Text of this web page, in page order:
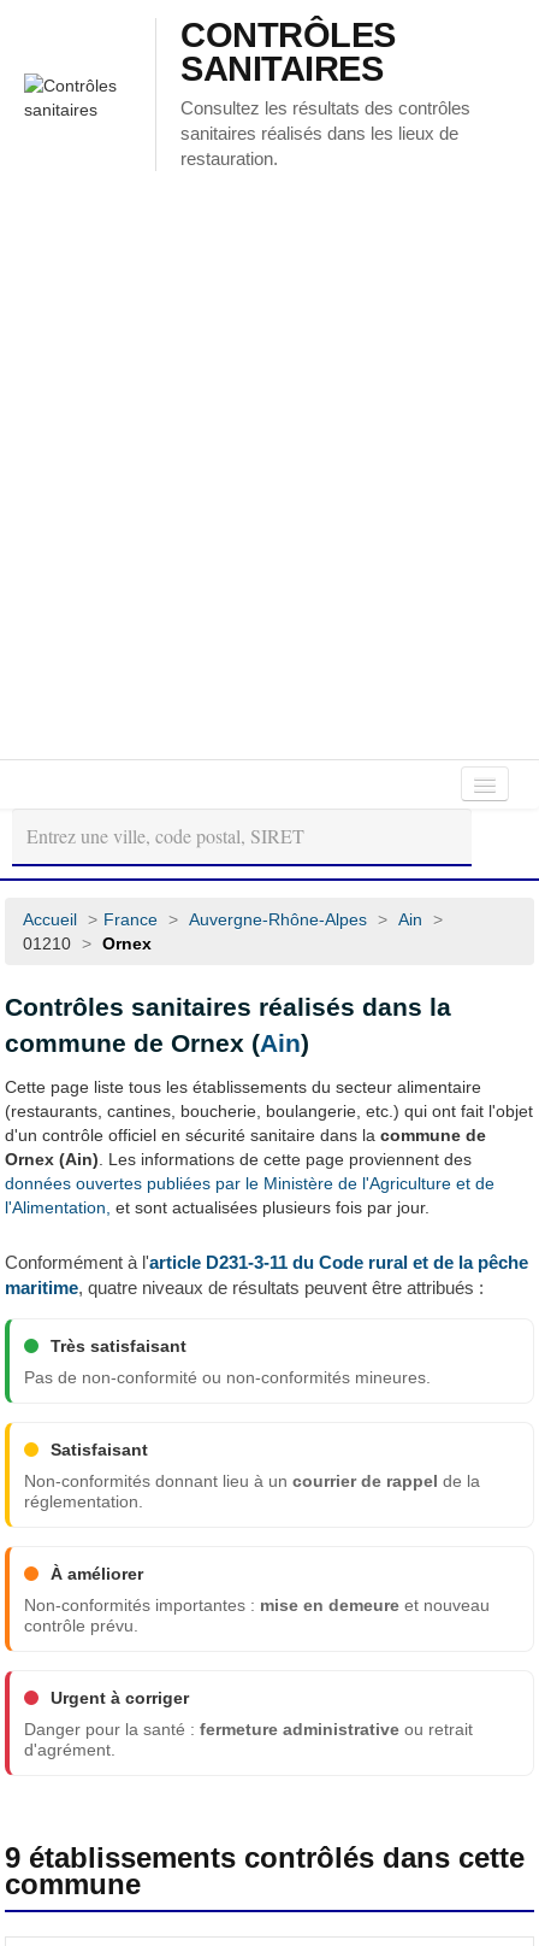
CONTRÔLES
SANITAIRES
Consultez les résultats des contrôles
sanitaires réalisés dans les lieux de
restauration.
Autour
de
moi
Régions
Accueil > France > Auvergne-Rhône-Alpes > Ain
>
01210 > Ornex
Contrôles sanitaires réalisés dans la
commune de Ornex (Ain)
Cette page liste tous les établissements du secteur alimentaire
(restaurants, cantines, boucherie, boulangerie, etc.) qui ont fait l'objet
d'un contrôle officiel en sécurité sanitaire dans lacommune de
Ornex (Ain) . Les informations de cette page proviennent des
données ouvertes publiées par le Ministère de l'Agriculture et de
l'Alimentation, et sont actualisées plusieurs fois par jour.
Conformément à l'article D231-3-11 du Code rural et de la pêche
maritime, quatre niveaux de résultats peuvent être attribués :
Très satisfaisant
Pas de non-conformité ou non-conformités mineures.
Satisfaisant
Non-conformités donnant lieu à uncourrier de rappel de la
réglementation.
À améliorer
Non-conformités importantes : mise en demeure et nouveau
contrôle prévu.
Urgent à corriger
Danger pour la santé :fermeture administrative ou retrait
d'agrément.
9 établissements contrôlés dans cette
commune